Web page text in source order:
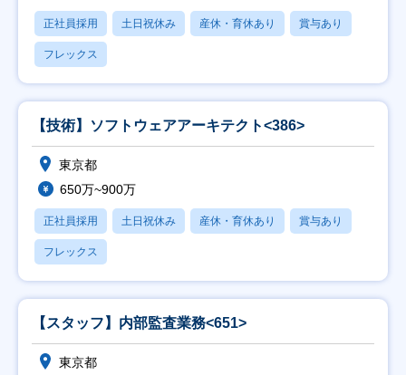
正社員採用 土日祝休み 産休・育休あり 賞与あり
フレックス
【技術】ソフトウェアアーキテクト<386>
東京都
650万~900万
正社員採用 土日祝休み 産休・育休あり 賞与あり
フレックス
【スタッフ】内部監査業務<651>
東京都